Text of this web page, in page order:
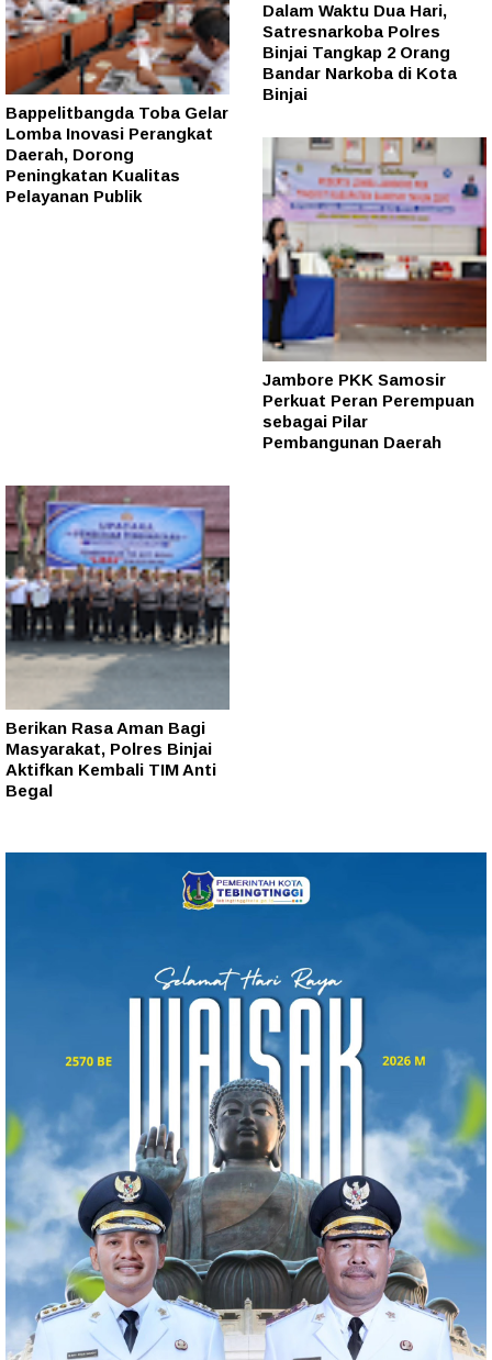
Bappelitbangda Toba Gelar
Lomba Inovasi Perangkat
Daerah, Dorong
Peningkatan Kualitas
Pelayanan Publik
Dalam Waktu Dua Hari,
Satresnarkoba Polres
Binjai Tangkap 2 Orang
Bandar Narkoba di Kota
Binjai
Jambore PKK Samosir
Perkuat Peran Perempuan
sebagai Pilar
Pembangunan Daerah
Berikan Rasa Aman Bagi
Masyarakat, Polres Binjai
Aktifkan Kembali TIM Anti
Begal